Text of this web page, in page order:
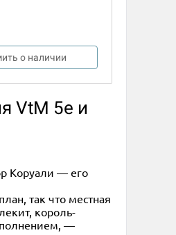
о наличии
VtM 5e и
Коруали — его
так что местная
король-
—